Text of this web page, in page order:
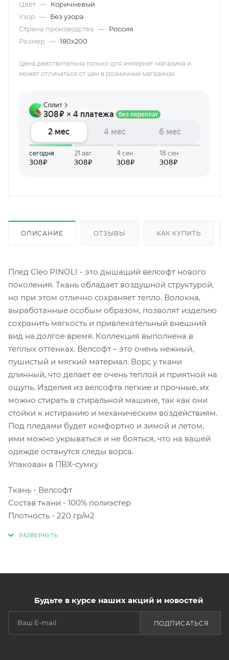
Цвет — Коричневый
Узор — Без узора
Страна производства — Россия
Размер — 180х200
Цена действительна только для интернет-магазина и
может отличаться от цен в розничных магазинах
ОПИСАНИЕ ОТЗЫВЫ КАК КУПИТЬ
Плед Cleo PINOLI - это дышащий велсофт нового
поколения. Ткань обладает воздушной структурой,
но при этом отлично сохраняет тепло. Волокна,
выработанные особым образом, позволят изделию
сохранить мягкость и привлекательный внешний
вид на долгое время. Коллекция выполнена в
теплых оттенках. Велсофт – это очень нежный,
пушистый и мягкий материал. Ворс у ткани
длинный, что делает ее очень теплой и приятной на
ощупь. Изделия из велсофта легкие и прочные, их
можно стирать в стиральной машине, так как они
стойки к истиранию и механическим воздействиям.
Под пледами будет комфортно и зимой и летом,
ими можно укрываться и не бояться, что на вашей
одежде останутся следы ворса.
Упакован в ПВХ-сумку
Ткань - Велсофт
Состав ткани - 100% полиэстер
Плотность - 220 гр/м2
Будьте в курсе наших акций и новостей
ПОДПИСАТЬСЯ